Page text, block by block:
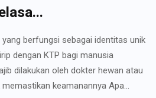
berfungsi sebagai identitas unik
dengan KTP bagi manusia
dilakukan oleh dokter hewan atau
keamanannya Apa...